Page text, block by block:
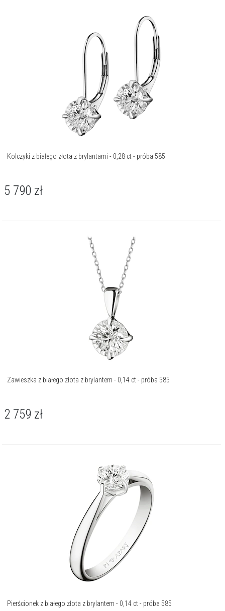
Kolczyki z białego złota z brylantami - 0,28 ct - próba 585
5 790 zł
Zawieszka z białego złota z brylantem - 0,14 ct - próba 585
2 759 zł
Pierścionek z białego złota z brylantem - 0,14 ct - próba 585